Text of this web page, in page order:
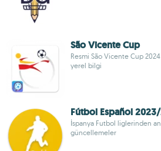
São Vicente Cup
Resmi São Vicente Cup
yerel bilgi
Fútbol Español
İspanya Futbol liglerinden
güncellemeler